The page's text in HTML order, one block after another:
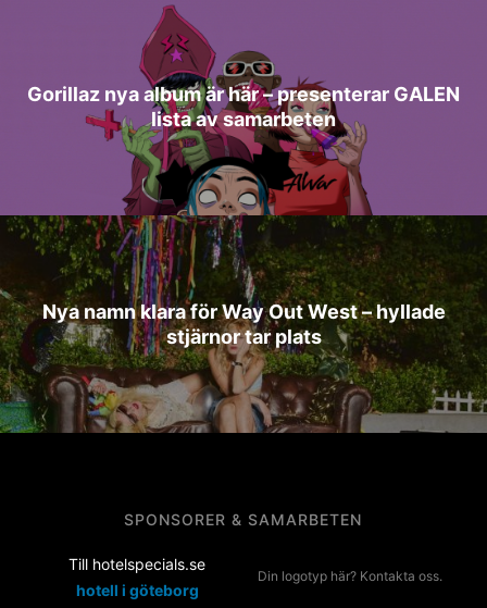
Gorillaz nya album är här – presenterar GALEN
lista av samarbeten
Nya namn klara för Way Out West – hyllade
stjärnor tar plats
SPONSORER & SAMARBETEN
Till hotelspecials.se
hotell i göteborg
Din logotyp här? Kontakta oss.